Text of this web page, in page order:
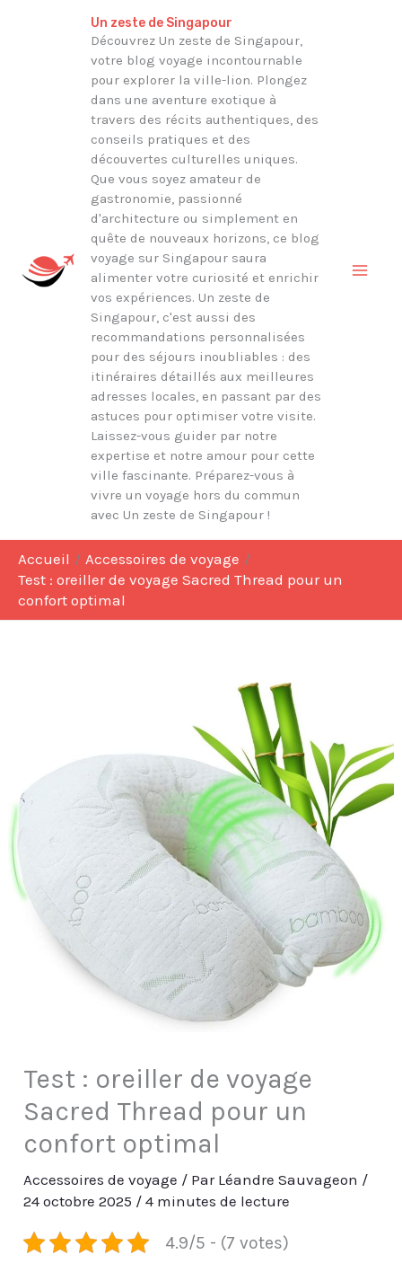
Un zeste de Singapour
Découvrez Un zeste de Singapour,
votre blog voyage incontournable
pour explorer la ville-lion. Plongez
dans une aventure exotique à
travers des récits authentiques, des
conseils pratiques et des
découvertes culturelles uniques.
Que vous soyez amateur de
gastronomie, passionné
d'architecture ou simplement en
quête de nouveaux horizons, ce blog
voyage sur Singapour saura
alimenter votre curiosité et enrichir
vos expériences. Un zeste de
Singapour, c'est aussi des
recommandations personnalisées
pour des séjours inoubliables : des
itinéraires détaillés aux meilleures
adresses locales, en passant par des
astuces pour optimiser votre visite.
Laissez-vous guider par notre
expertise et notre amour pour cette
ville fascinante. Préparez-vous à
vivre un voyage hors du commun
avec Un zeste de Singapour !
Accueil
Accessoires de voyage
Test : oreiller de voyage Sacred Thread pour un
confort optimal
Test : oreiller de voyage
Sacred Thread pour un
confort optimal
Accessoires de voyage / Par Léandre Sauvageon /
24 octobre 2025 /4 minutes de lecture
4.9/5 - (7 votes)
Rechercher